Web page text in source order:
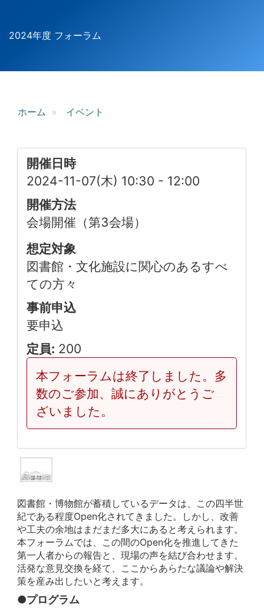
2024年度 フォーラム
ホーム イベント
開催日時
2024-11-07(木) 10:30 - 12:00
開催方法
会場開催（第3会場）
想定対象
図書館・文化施設に関心のあるすべ
ての方々
事前申込
要申込
定員: 200
本フォーラムは終了しました。多
数のご参加、誠にありがとうご
ざいました。
図書館・博物館が蓄積しているデータは、この四半世
紀である程度Open化されてきました。しかし、改善
や工夫の余地はまだまだ多大にあると考えられます。
本フォーラムでは、この間のOpen化を推進してきた
第一人者からの報告と、現場の声を結び合わせます。
活発な意見交換を経て、ここからあらたな議論や解決
策を産み出したいと考えます。
●プログラム